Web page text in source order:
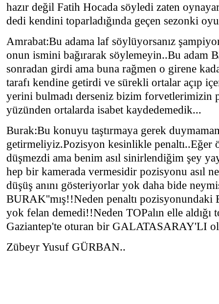
hazır değil Fatih Hocada söyledi zaten
dedi kendini toparladığında geçen sezonki
Amrabat:Bu adama laf söylüyorsanız
onun ismini bağırarak söylemeyin..Bu adam
sonradan girdi ama buna rağmen o girene
tarafı kendine getirdi ve sürekli ortalar açıp
yerini bulmadı derseniz bizim forvetlerimizin
yüzünden ortalarda isabet kaydedemedik...
Burak:Bu konuyu taştırmaya gerek
getirmeliyiz.Pozisyon kesinlikle penaltı..Eğer
düşmezdi ama benim asıl sinirlendiğim şey
hep bir kamerada vermesidir pozisyonu asıl
düşüş anını gösteriyorlar yok daha bide
BURAK''mış!!Neden penaltı pozisyonundaki
yok felan demedi!!Neden TOPalın elle aldığı
Gaziantep'te oturan bir GALATASARAY'LI
Zübeyr Yusuf GÜRBAN..